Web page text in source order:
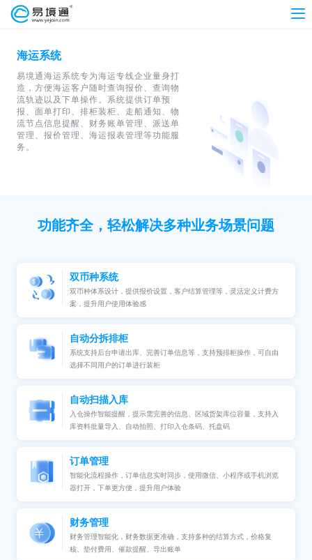
海运系统
易境通海运系统专为海运专线企业量身打
造，方便海运客户随时查询报价、查询物
流轨迹以及下单操作。系统提供订单预
报、面单打印、排柜装柜、走船通知、物
流节点信息提醒、财务账单管理、派送单
管理、报价管理、海运报表管理等功能服
务。
功能齐全，轻松解决多种业务场景问题
双币种系统
双币种体系设计，提供报价设置，客户结算管理等，灵活定义计费方
案，提升用户使用体验感
自动分拆排柜
系统支持后台申请出库、完善订单信息等，支持预排柜操作，可自由
选择不同用户的订单进行装柜
自动扫描入库
入仓操作智能提醒，提示需完善的信息、区域货架库位容量，支持入
库资料批量导入、自动拍照、打印入仓条码、托盘码
订单管理
智能化流程操作，订单信息实时同步，使用微信、小程序或手机浏览
器打开，下单更方便，提升用户体验
财务管理
财务管理智能化，财务数据更准确，支持多种的结算方式，价格复
核、垫付费用、催款提醒、导出账单